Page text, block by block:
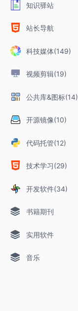
知识驿站
站长导航
科技媒体(149)
视频剪辑(19)
公共库&图标(14)
开源镜像(10)
代码托管(12)
技术学习(29)
开发软件(34)
书籍期刊
实用软件
音乐